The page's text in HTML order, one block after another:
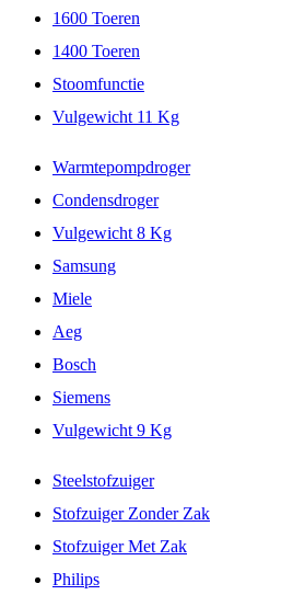
1600 Toeren
1400 Toeren
Stoomfunctie
Vulgewicht 11 Kg
Warmtepompdroger
Condensdroger
Vulgewicht 8 Kg
Samsung
Miele
Aeg
Bosch
Siemens
Vulgewicht 9 Kg
Steelstofzuiger
Stofzuiger Zonder Zak
Stofzuiger Met Zak
Philips